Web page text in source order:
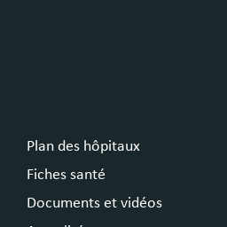
Plan des hôpitaux
Fiches santé
Documents et vidéos